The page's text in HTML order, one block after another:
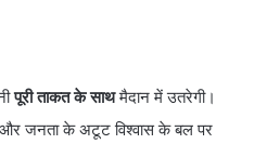
पूरी ताकत के साथमैदान में उतरेगी।
जनता के अटूट विश्वास के बल पर